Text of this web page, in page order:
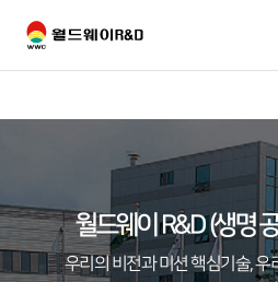
실크 아미노산 관련 영
월드웨이 R&D (생명
우리의 비전과 미션 핵심기술, 우